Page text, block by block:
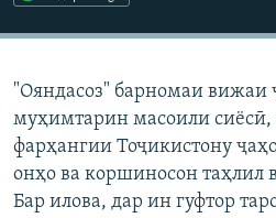
Ҳамаи сомонаҳои RFE/RL
"Ояндасоз" барномаи вижаи
муҳимтарин масоили
фарҳангии Тоҷикистону
онҳо ва коршиносон таҳлил
Бар илова, дар ин гуфтор